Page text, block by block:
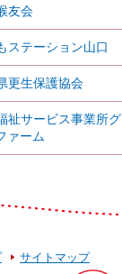
友会
ステーション山口
更生保護協会
祉サービス事業所グ
ァーム
サイトマップ